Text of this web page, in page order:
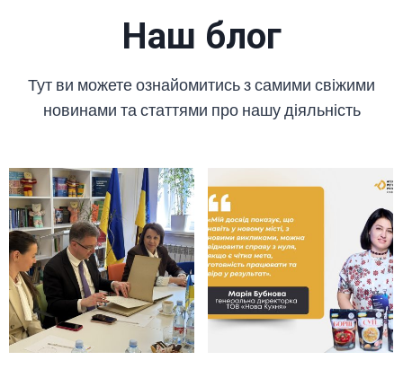
Наш блог
Тут ви можете ознайомитись з самими свіжими
новинами та статтями про нашу діяльність